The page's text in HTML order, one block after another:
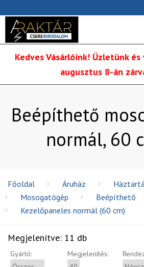
Ügyfélszolgálat: H-P:
06/1 255-
Kedves Vásárlóink! Üzletünk
augusztus 8-án
Beépíthető
normál, 60
Főoldal Áruház
Mosogatógép
Beépíthető
Kezelőpaneles normál (60 cm)
Megjelenítve: 11 db
Gyártó: Megjelenítés: